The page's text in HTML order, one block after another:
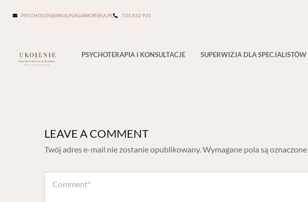
PSYCHOLOG@PAULINAGAWORSKA.PL 731 832 931
PSYCHOTERAPIA I KONSULTACJE SUPERWIZJA DLA SPECJALISTÓW
coffee-1076582_1920
LEAVE A COMMENT
Twój adres e-mail nie zostanie opublikowany.Wymagane pola są oznaczone